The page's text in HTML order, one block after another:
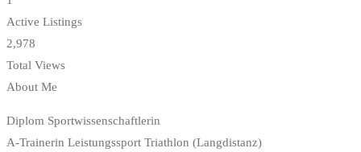
Active Listings
2,978
Total Views
About Me
Diplom Sportwissenschaftlerin
A-Trainerin Leistungssport Triathlon (Langdistanz)